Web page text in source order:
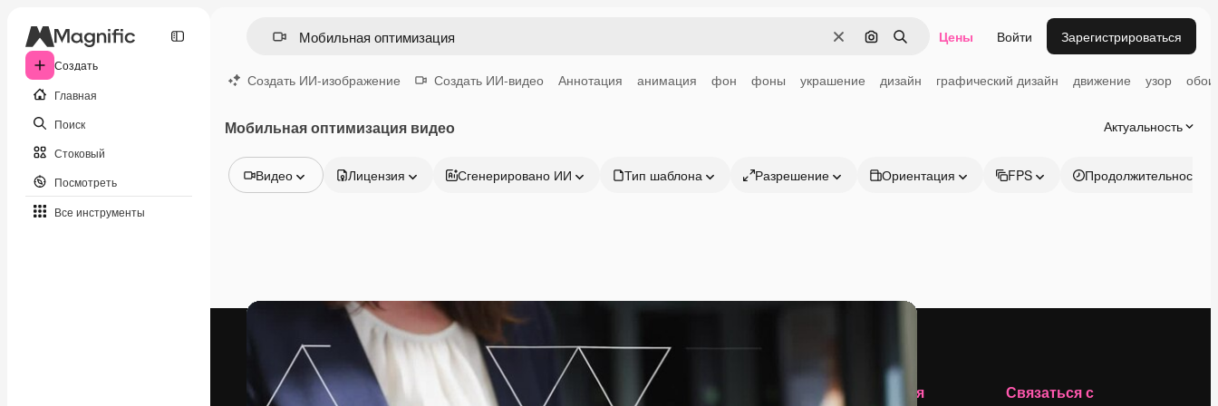
Создать
Главная
Поиск
Стоковый
Посмотреть
Все инструменты
ОчиститьПоиск по изображению
Поиск Цены Войти Зарегистрироваться
Создать ИИ-изображение Создать ИИ-видео Аннотация анимация фон фоны украшение дизайн графический дизайн движение узор обои
Мобильная оптимизация видео Актуальность
Видео
Видео
Видеошаблоны
3D-модели
Шрифты
Лицензия Сгенерировано ИИ Тип шаблона Разрешение Ориентация FPS Продолжительность
Продукция Начать Компания
Связаться с